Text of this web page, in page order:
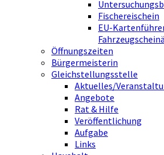
Fischereischein
EU-
Öffnungszeiten
Bürgermeisterin
Gleichstellungsstelle
Aktuelles/
Angebote
Rat & Hilfe
Veröffentlichung
Aufgabe
Links